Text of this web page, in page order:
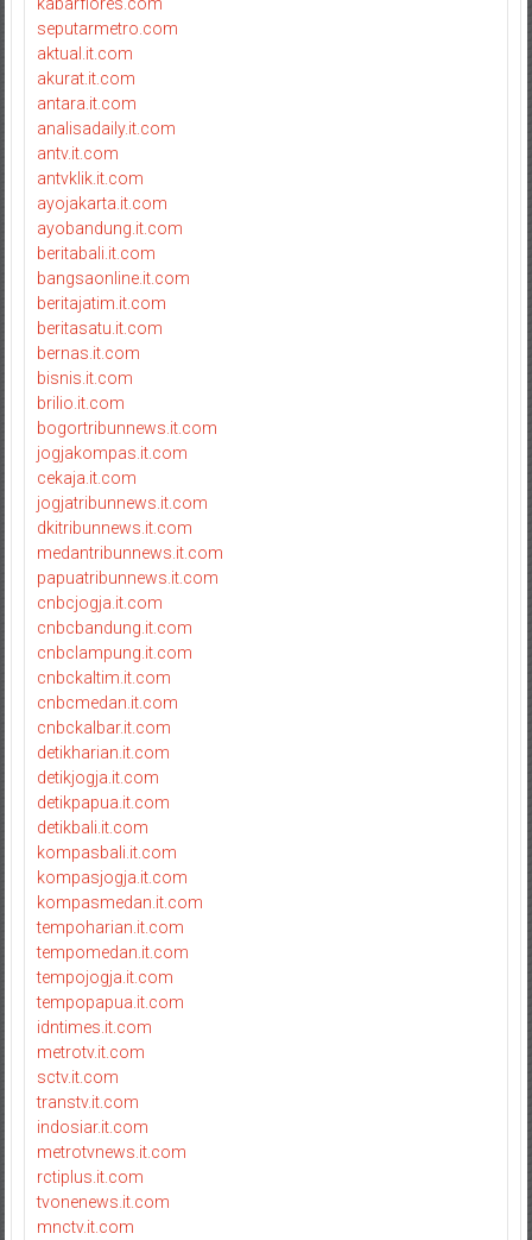
seputarmetro.com
aktual.it.com
akurat.it.com
antara.it.com
analisadaily.it.com
antv.it.com
antvklik.it.com
ayojakarta.it.com
ayobandung.it.com
beritabali.it.com
bangsaonline.it.com
beritajatim.it.com
beritasatu.it.com
bernas.it.com
bisnis.it.com
brilio.it.com
bogortribunnews.it.com
jogjakompas.it.com
cekaja.it.com
jogjatribunnews.it.com
dkitribunnews.it.com
medantribunnews.it.com
papuatribunnews.it.com
cnbcjogja.it.com
cnbcbandung.it.com
cnbclampung.it.com
cnbckaltim.it.com
cnbcmedan.it.com
cnbckalbar.it.com
detikharian.it.com
detikjogja.it.com
detikpapua.it.com
detikbali.it.com
kompasbali.it.com
kompasjogja.it.com
kompasmedan.it.com
tempoharian.it.com
tempomedan.it.com
tempojogja.it.com
tempopapua.it.com
idntimes.it.com
metrotv.it.com
sctv.it.com
transtv.it.com
indosiar.it.com
metrotvnews.it.com
rctiplus.it.com
tvonenews.it.com
mnctv.it.com